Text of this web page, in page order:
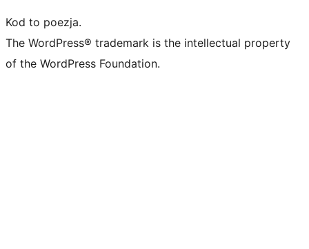
Kod to poezja.
The WordPress® trademark is the intellectual property
of the WordPress Foundation.